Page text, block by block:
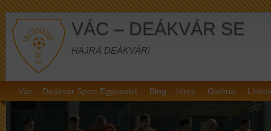
VÁC – DEÁKVÁR SE
HAJRÁ DEÁKVÁR!
Vác – Deákvár Sport Egyesület Blog – hírek Galéria